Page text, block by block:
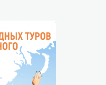
подтверждении
после 00:00 часов